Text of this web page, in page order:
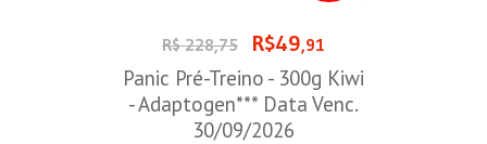
R$ 228,75 R$49,91
Panic Pré-Treino - 300g Kiwi
- Adaptogen*** Data Venc.
30/09/2026